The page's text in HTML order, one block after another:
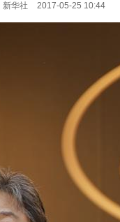
新华社 2017-05-25 10:44